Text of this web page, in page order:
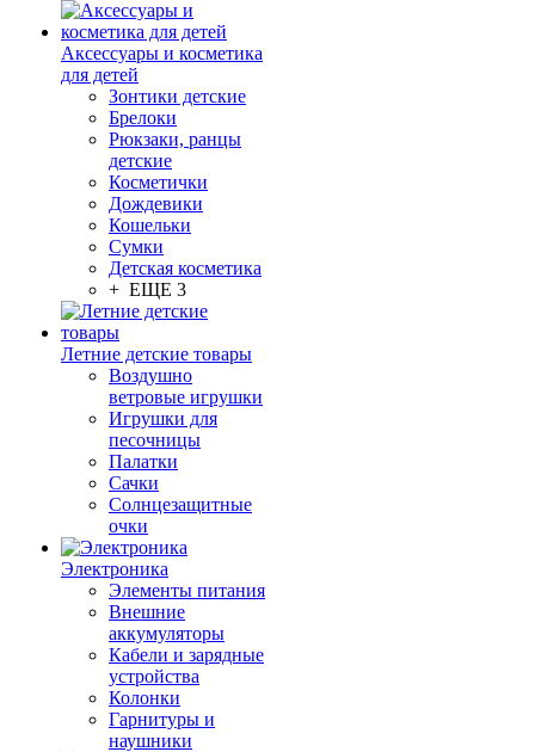
Аксессуары и косметика
для детей
Зонтики детские
Брелоки
Рюкзаки, ранцы
детские
Косметички
Дождевики
Кошельки
Сумки
Детская косметика
+ ЕЩЕ 3
Летние детские товары
Воздушно
ветровые игрушки
Игрушки для
песочницы
Палатки
Сачки
Солнцезащитные
очки
Электроника
Элементы питания
Внешние
аккумуляторы
Кабели и зарядные
устройства
Колонки
Гарнитуры и
наушники